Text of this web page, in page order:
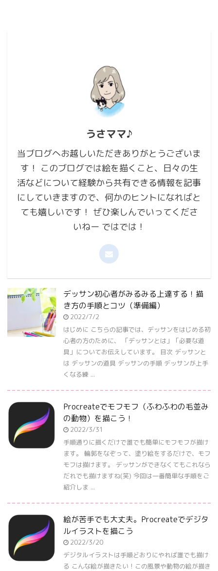
うさママ♪
当ブログへお越しいただきありがとうございま
す！ このブログでは絵を描くこと、日々の生
活などについて経験から共有できる情報を記事
にしていきますので、何かのヒントになればと
ても嬉しいです！ ぜひ楽しんでいってくださ
いねー ではでは！
デッサン初心者がみるみる上達する！描
き方の手順とコツ（準備編）
2022/7/2
はじめに こちらの記事では、デッサンをはじめる初
心者の方のために、 「デッサンとは」「必要な道
具」についてお伝えしています。 目次 デッサンと
は デッサンの道具 デッサンの手順 デッサンが上手
くなる練 ...
Procreateでモフモフ（ふわふわの毛並み
の動物）を描こう！
2022/3/31
手順通りに描くだけで誰でも簡単にモフモフが描け
ます。 輪郭をなぞって、塗り絵をするだけで、モフ
モフは描けます。 デッサンができなくてもこれなら
だれでも描けますね(笑) 今回は一番簡単な手順をご
紹介しま ...
絵が苦手でも大丈夫。Procreateでデジタ
ルイラストを描こう
2022/3/20
デジタルイラストは手順どおりにやれば誰でも描け
る こんな絵が描きたい！この風景や動物の絵が描き